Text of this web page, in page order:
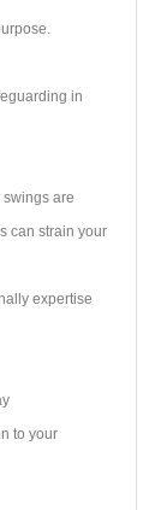
in
are
can strain your
expertise
to your